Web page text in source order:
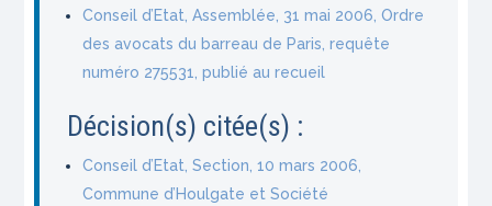
Conseil d’Etat, Assemblée, 31 mai 2006, Ordre
des avocats du barreau de Paris, requête
numéro 275531, publié au recueil
Décision(s) citée(s) :
Conseil d’Etat, Section, 10 mars 2006,
Commune d’Houlgate et Société